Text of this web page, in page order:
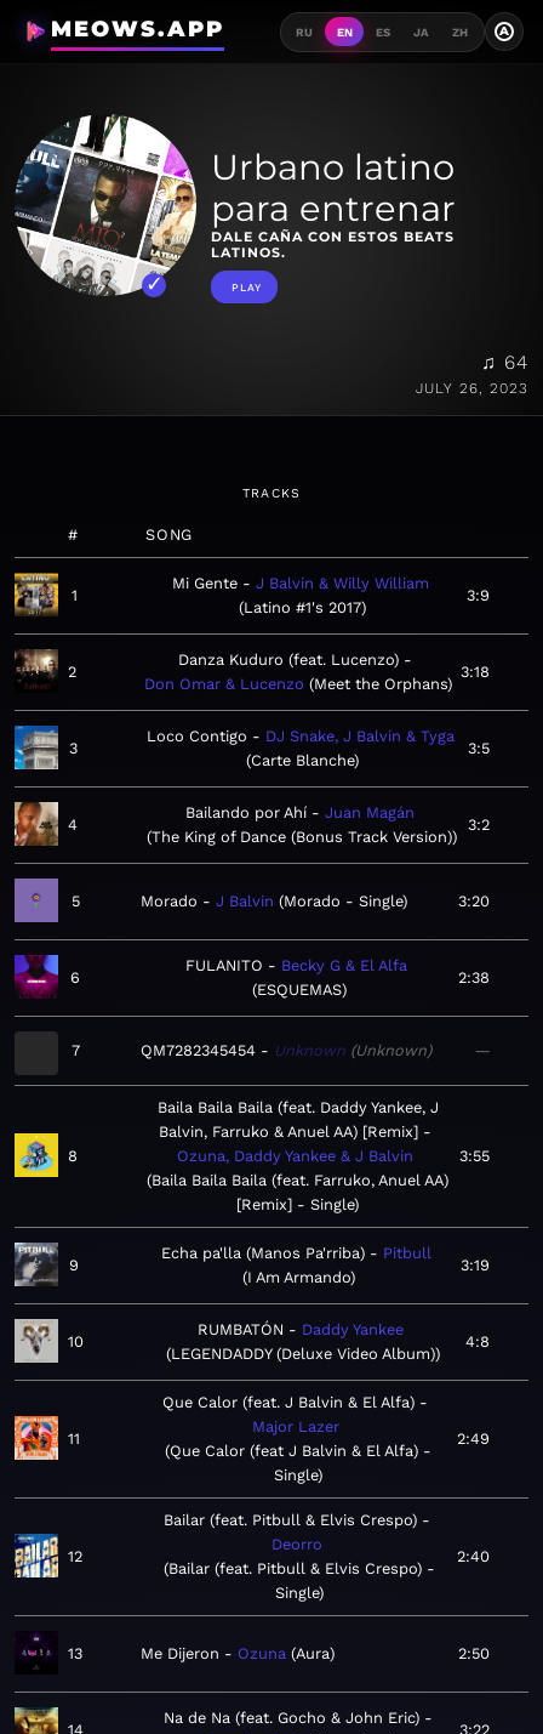
MEOWS.APP RU EN ES JA ZH A
Urbano latino
para entrenar
DALE CAÑA CON ESTOS BEATS
LATINOS.
PLAY
♫ 64
JULY 26, 2023
TRACKS
# SONG
1
Mi Gente
J Balvin & Willy William
Latino #1's 2017
3:9
2
Danza Kuduro (feat. Lucenzo)
Don Omar & Lucenzo Meet the Orphans
3:18
3
Loco Contigo
DJ Snake, J Balvin & Tyga
Carte Blanche
3:5
4
Bailando por Ahí
Juan Magán
The King of Dance (Bonus Track Version)
3:2
5 Morado J Balvin Morado - Single 3:20
6
FULANITO
Becky G & El Alfa
ESQUEMAS
2:38
7 QM7282345454 Unknown Unknown —
8
Baila Baila Baila (feat. Daddy Yankee, J
Balvin, Farruko & Anuel AA) [Remix]
Ozuna, Daddy Yankee & J Balvin
Baila Baila Baila (feat. Farruko, Anuel AA)
[Remix] - Single
3:55
9
Echa pa'lla (Manos Pa'rriba)
Pitbull
I Am Armando
3:19
10
RUMBATÓN
Daddy Yankee
LEGENDADDY (Deluxe Video Album)
4:8
11
Que Calor (feat. J Balvin & El Alfa)
Major Lazer
Que Calor (feat J Balvin & El Alfa) -
Single
2:49
12
Bailar (feat. Pitbull & Elvis Crespo)
Deorro
Bailar (feat. Pitbull & Elvis Crespo) -
Single
2:40
13 Me Dijeron Ozuna Aura 2:50
14
Na de Na (feat. Gocho & John Eric)
3:22